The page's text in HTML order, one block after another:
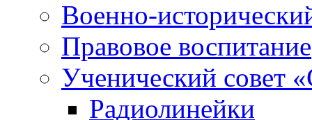
Военно-
Правовое воспитание
Ученический совет
Радиолинейки